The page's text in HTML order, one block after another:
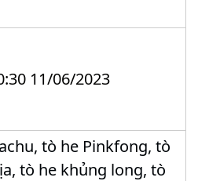
11/06/2023
tò he Pinkfong, tò
tò he khủng long, tò